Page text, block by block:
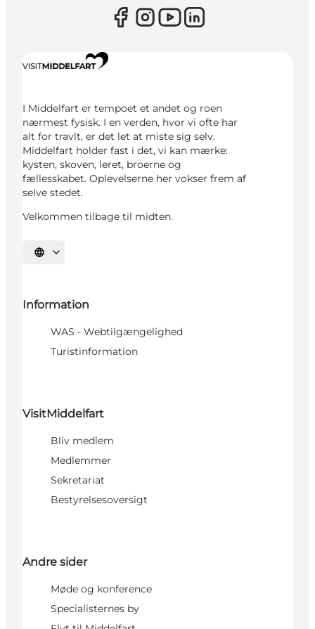
I Middelfart er tempoet et andet og roen
nærmest fysisk. I en verden, hvor vi ofte har
alt for travlt, er det let at miste sig selv.
Middelfart holder fast i det, vi kan mærke:
kysten, skoven, leret, broerne og
fællesskabet. Oplevelserne her vokser frem af
selve stedet.
Velkommen tilbage til midten.
Vælg sprog
Information
WAS - Webtilgængelighed
Turistinformation
VisitMiddelfart
Bliv medlem
Medlemmer
Sekretariat
Bestyrelsesoversigt
Andre sider
Møde og konference
Specialisternes by